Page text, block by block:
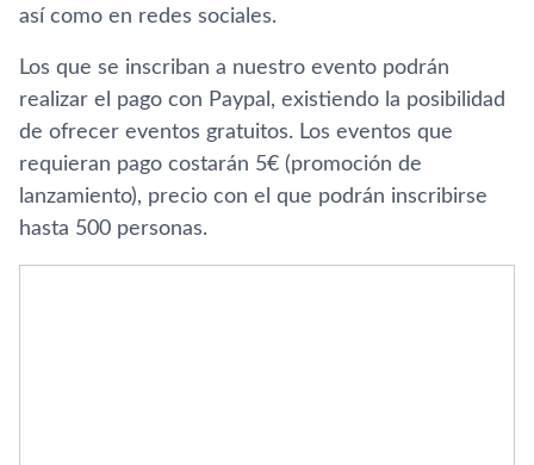
así­ como en redes sociales.
Los que se inscriban a nuestro evento podrán
realizar el pago con Paypal, existiendo la posibilidad
de ofrecer eventos gratuitos. Los eventos que
requieran pago costarán 5€ (promoción de
lanzamiento), precio con el que podrán inscribirse
hasta 500 personas.